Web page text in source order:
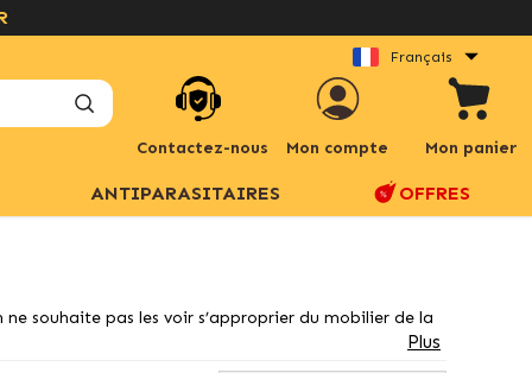
Français
Contactez-nous Mon compte Mon panier
ANTIPARASITAIRES OFFRES
ne souhaite pas les voir s’approprier du mobilier de la
Plus